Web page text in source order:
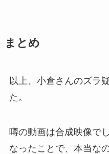
まとめ
以上、小倉さんのズラ
た。
噂の動画は合成映像で
なったことで、本当な